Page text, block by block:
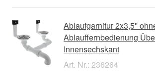
Ablaufgarnitur 2x3,5''
Ablauffernbedienung
Innensechskant
Art. Nr.: 236264